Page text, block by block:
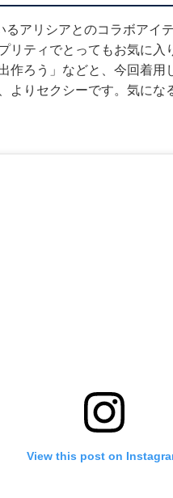
アリシアとのコラボアイ
リティでとってもお気に
作ろう」などと、今回着用
よりセクシーです。気に
View this post on